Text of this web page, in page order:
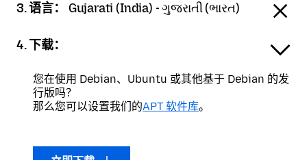
3. 语言： Gujarati (India) - ગુજરાતી (ભારત)
4. 下载：
您在使用 Debian、Ubuntu 或其他基于 Debian 的发
行版吗？
那么您可以设置我们的APT 软件库。